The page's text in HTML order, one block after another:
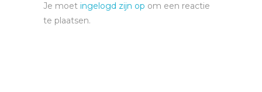
Je moet ingelogd zijn op om een reactie
te plaatsen.